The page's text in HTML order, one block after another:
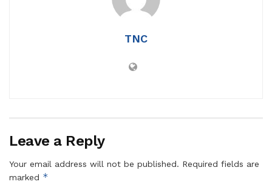
TNC
Leave a Reply
Your email address will not be published. Required fields are
marked *